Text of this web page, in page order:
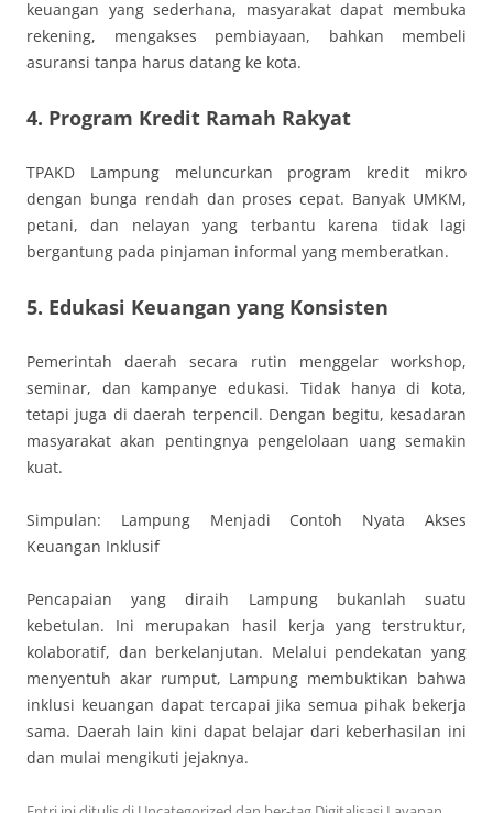
keuangan yang sederhana, masyarakat dapat membuka
rekening, mengakses pembiayaan, bahkan membeli
asuransi tanpa harus datang ke kota.
4. Program Kredit Ramah Rakyat
TPAKD Lampung meluncurkan program kredit mikro
dengan bunga rendah dan proses cepat. Banyak UMKM,
petani, dan nelayan yang terbantu karena tidak lagi
bergantung pada pinjaman informal yang memberatkan.
5. Edukasi Keuangan yang Konsisten
Pemerintah daerah secara rutin menggelar workshop,
seminar, dan kampanye edukasi. Tidak hanya di kota,
tetapi juga di daerah terpencil. Dengan begitu, kesadaran
masyarakat akan pentingnya pengelolaan uang semakin
kuat.
Simpulan: Lampung Menjadi Contoh Nyata Akses
Keuangan Inklusif
Pencapaian yang diraih Lampung bukanlah suatu
kebetulan. Ini merupakan hasil kerja yang terstruktur,
kolaboratif, dan berkelanjutan. Melalui pendekatan yang
menyentuh akar rumput, Lampung membuktikan bahwa
inklusi keuangan dapat tercapai jika semua pihak bekerja
sama. Daerah lain kini dapat belajar dari keberhasilan ini
dan mulai mengikuti jejaknya.